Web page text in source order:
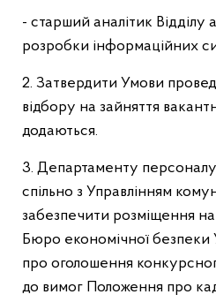
- старший аналітик Відділу
розробки інформаційних
2. Затвердити Умови
відбору на зайняття
додаються.
3. Департаменту
спільно з Управлінням
забезпечити розміщення
Бюро економічної безпеки
про оголошення
до вимог Положення про